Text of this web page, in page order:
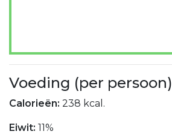
Voeding (per persoon)
Calorieën: 238 kcal.
Eiwit: 11%